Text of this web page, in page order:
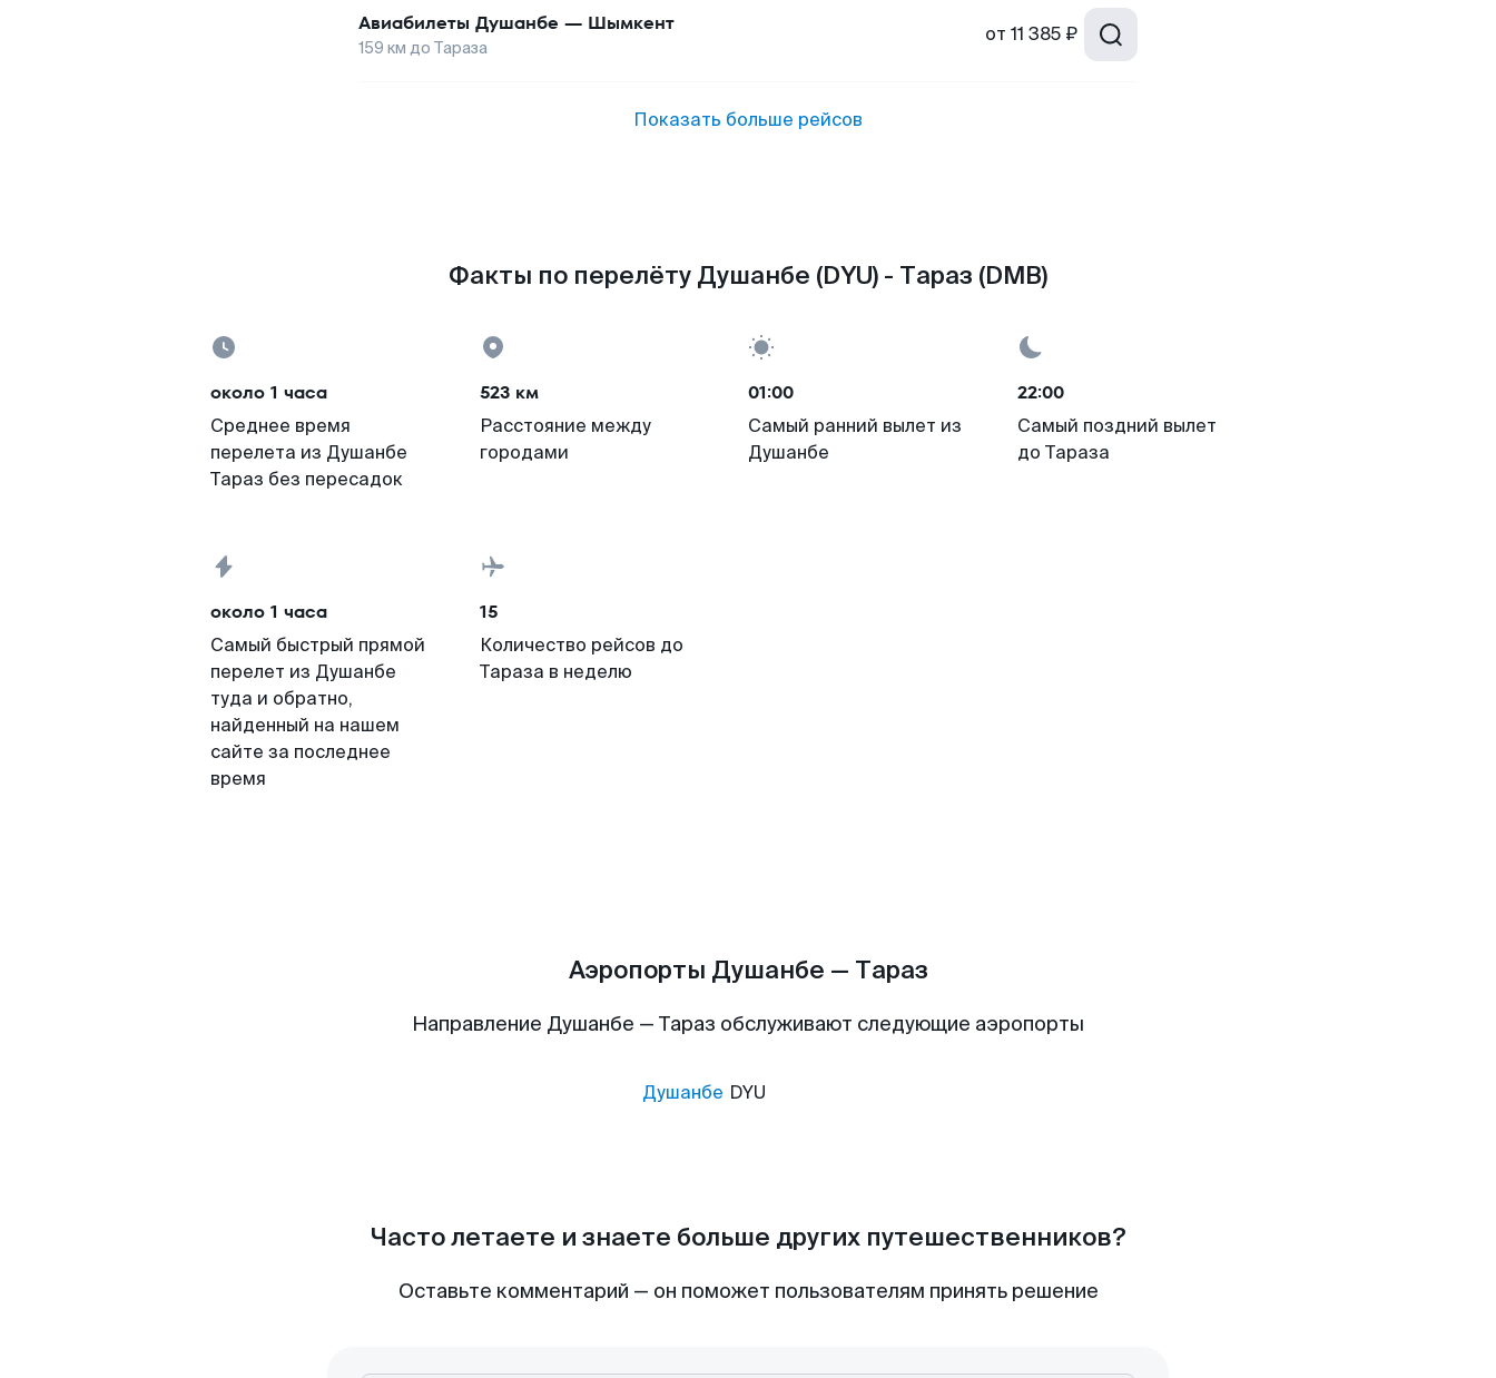
Авиабилеты Душанбе — Шымкент
159 км до Тараза
от 11 385 ₽
Показать больше рейсов
Факты по перелёту Душанбе (DYU) - Тараз (DMB)
около 1 часа
Среднее время
перелета из Душанбе
Тараз без пересадок
523 км
Расстояние между
городами
01:00
Самый ранний вылет из
Душанбе
22:00
Самый поздний вылет
до Тараза
около 1 часа
Самый быстрый прямой
перелет из Душанбе
туда и обратно,
найденный на нашем
сайте за последнее
время
15
Количество рейсов до
Тараза в неделю
Аэропорты Душанбе — Тараз
Направление Душанбе — Тараз обслуживают следующие аэропорты
Душанбе DYU
Часто летаете и знаете больше других путешественников?
Оставьте комментарий — он поможет пользователям принять решение